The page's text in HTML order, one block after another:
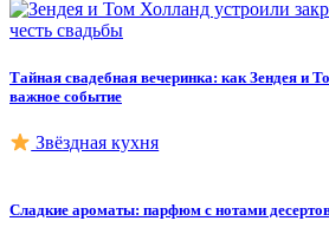
Тайная свадебная вечеринка: как Зендея и
важное событие
Звёздная кухня
Сладкие ароматы: парфюм с нотами